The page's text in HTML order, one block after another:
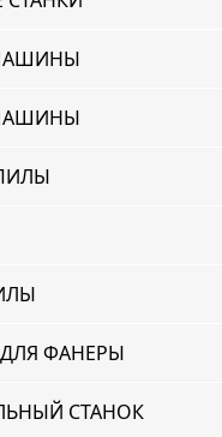
ФАНЕРЫ
СТАНОК